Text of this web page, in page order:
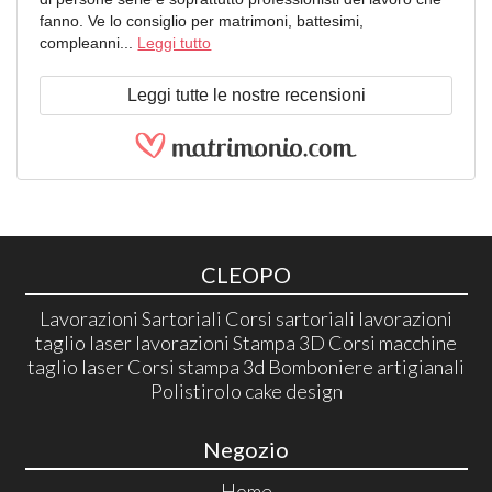
fanno. Ve lo consiglio per matrimoni, battesimi,
compleanni... Leggi tutto
Leggi tutte le nostre recensioni
CLEOPO
Lavorazioni Sartoriali Corsi sartoriali lavorazioni
taglio laser lavorazioni Stampa 3D Corsi macchine
taglio laser Corsi stampa 3d Bomboniere artigianali
Polistirolo cake design
Negozio